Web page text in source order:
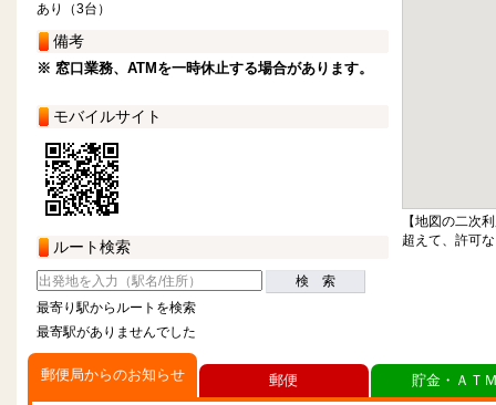
あり（3台）
備考
※ 窓口業務、ATMを一時休止する場合があります。
モバイルサイト
ルート検索
検 索
最寄り駅からルートを検索
最寄駅がありませんでした
【地図の二次
超えて、許可
郵便局からのお知らせ 郵便 貯金・ＡＴ